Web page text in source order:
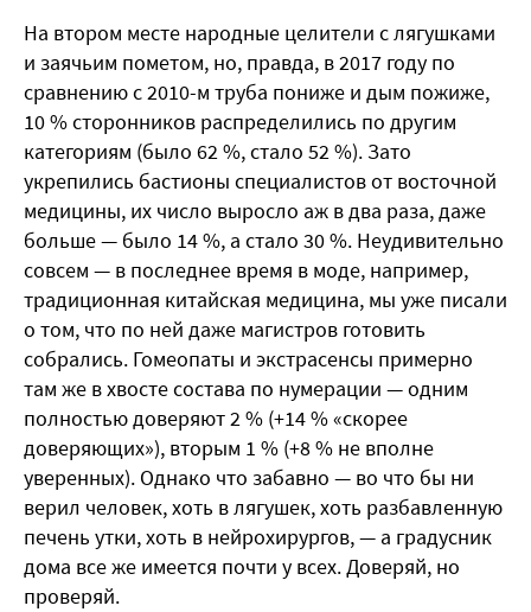
На втором месте народные целители с лягушками
и заячьим пометом, но, правда, в 2017 году по
сравнению с 2010-м труба пониже и дым пожиже,
10 % сторонников распределились по другим
категориям (было 62 %, стало 52 %). Зато
укрепились бастионы специалистов от восточной
медицины, их число выросло аж в два раза, даже
больше — было 14 %, а стало 30 %. Неудивительно
совсем — в последнее время в моде, например,
традиционная китайская медицина, мы уже писали
о том, что по ней даже магистров готовить
собрались. Гомеопаты и экстрасенсы примерно
там же в хвосте состава по нумерации — одним
полностью доверяют 2 % (+14 % «скорее
доверяющих»), вторым 1 % (+8 % не вполне
уверенных). Однако что забавно — во что бы ни
верил человек, хоть в лягушек, хоть разбавленную
печень утки, хоть в нейрохирургов, — а градусник
дома все же имеется почти у всех. Доверяй, но
проверяй.